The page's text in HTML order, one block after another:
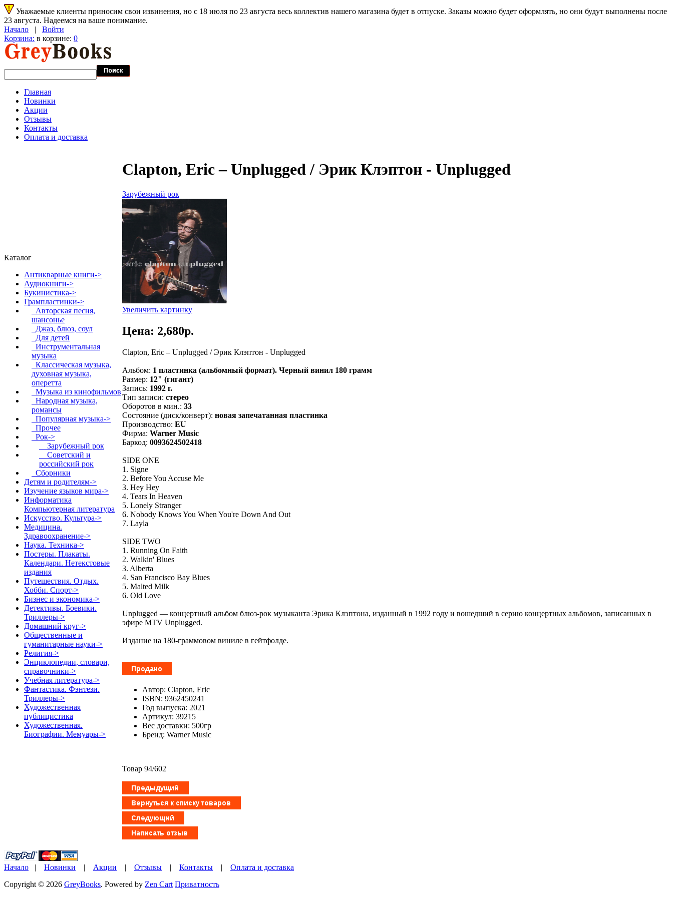
Уважаемые клиенты приносим свои извинения, но с 18 июля по 23 августа весь коллектив нашего магазина будет в отпуске. Заказы можно будет оформлять, но они будут выполнены после
23 августа. Надеемся на ваше понимание.
Начало | Войти
Корзина: в корзине: 0
Главная
Новинки
Акции
Отзывы
Контакты
Оплата и доставка
Каталог
Антикварные книги->
Аудиокниги->
Букинистика->
Грампластинки->
Авторская песня,
шансонье
Джаз, блюз, соул
Для детей
Инструментальная
музыка
Классическая музыка,
духовная музыка,
оперетта
Музыка из кинофильмов
Народная музыка,
романсы
Популярная музыка->
Прочее
Рок->
Зарубежный рок
Советский и
российский рок
Сборники
Детям и родителям->
Изучение языков мира->
Информатика
Компьютерная литература
Искусство. Культура->
Медицина.
Здравоохранение->
Наука. Техника->
Постеры. Плакаты.
Календари. Нетекстовые
издания
Путешествия. Отдых.
Хобби. Спорт->
Бизнес и экономика->
Детективы. Боевики.
Триллеры->
Домашний круг->
Общественные и
гуманитарные науки->
Религия->
Энциклопедии, словари,
справочники->
Учебная литература->
Фантастика. Фэнтези.
Триллеры->
Художественная
публицистика
Художественная.
Биографии. Мемуары->
Clapton, Eric – Unplugged / Эрик Клэптон - Unplugged
Зарубежный рок
Увеличить картинку
Цена: 2,680p.
Clapton, Eric – Unplugged / Эрик Клэптон - Unplugged
Альбом: 1 пластинка (альбомный формат). Черный винил 180 грамм
Размер: 12" (гигант)
Запись: 1992 г.
Тип записи: стерео
Оборотов в мин.: 33
Состояние (диск/конверт): новая запечатанная пластинка
Производство: EU
Фирма: Warner Music
Баркод: 0093624502418
SIDE ONE
1. Signe
2. Before You Accuse Me
3. Hey Hey
4. Tears In Heaven
5. Lonely Stranger
6. Nobody Knows You When You're Down And Out
7. Layla
SIDE TWO
1. Running On Faith
2. Walkin' Blues
3. Alberta
4. San Francisco Bay Blues
5. Malted Milk
6. Old Love
Unplugged — концертный альбом блюз-рок музыканта Эрика Клэптона, изданный в 1992 году и вошедший в серию концертных альбомов, записанных в
эфире MTV Unplugged.
Издание на 180-граммовом виниле в гейтфолде.
Автор: Clapton, Eric
ISBN: 9362450241
Год выпуска: 2021
Артикул: 39215
Вес доставки: 500гр
Бренд: Warner Music
Товар 94/602
Начало | Новинки | Акции | Отзывы | Контакты | Оплата и доставка
Copyright © 2026 GreyBooks. Powered by Zen Cart Приватность